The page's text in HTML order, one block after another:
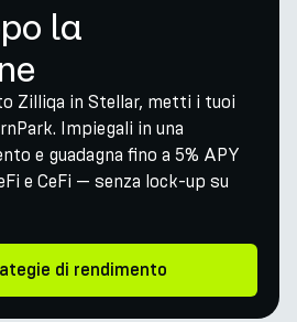
la
Zilliqa in Stellar, metti i tuoi
Impiegali in una
e guadagna fino a 5% APY
e CeFi — senza lock-up su
di rendimento